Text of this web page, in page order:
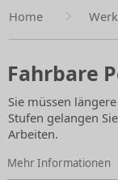
Home
Fahrbare
Sie müssen
Stufen gelangen
Arbeiten.
Mehr Informationen